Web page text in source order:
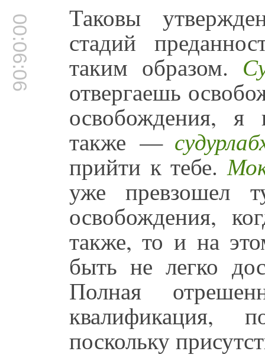
00:06:06 Таковы
стадий
таким образом.
отвергаешь
освобождения,
также —
прийти к тебе.
уже превзошел
освобождения,
также, то и на
быть не легко
Полная
квалификация,
поскольку